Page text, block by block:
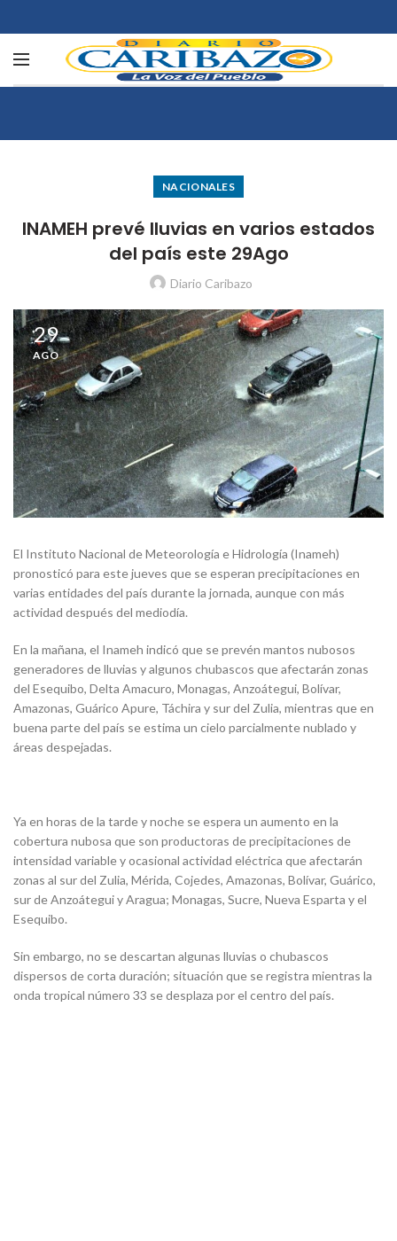
NACIONALES
INAMEH prevé lluvias en varios estados
del país este 29Ago
Diario Caribazo
29
AGO
El Instituto Nacional de Meteorología e Hidrología (Inameh)
pronosticó para este jueves que se esperan precipitaciones en
varias entidades del país durante la jornada, aunque con más
actividad después del mediodía.
En la mañana, el Inameh indicó que se prevén mantos nubosos
generadores de lluvias y algunos chubascos que afectarán zonas
del Esequibo, Delta Amacuro, Monagas, Anzoátegui, Bolívar,
Amazonas, Guárico Apure, Táchira y sur del Zulia, mientras que en
buena parte del país se estima un cielo parcialmente nublado y
áreas despejadas.
Ya en horas de la tarde y noche se espera un aumento en la
cobertura nubosa que son productoras de precipitaciones de
intensidad variable y ocasional actividad eléctrica que afectarán
zonas al sur del Zulia, Mérida, Cojedes, Amazonas, Bolívar, Guárico,
sur de Anzoátegui y Aragua; Monagas, Sucre, Nueva Esparta y el
Esequibo.
Sin embargo, no se descartan algunas lluvias o chubascos
dispersos de corta duración; situación que se registra mientras la
onda tropical número 33 se desplaza por el centro del país.